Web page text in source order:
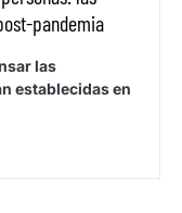
pandemia
las
establecidas en